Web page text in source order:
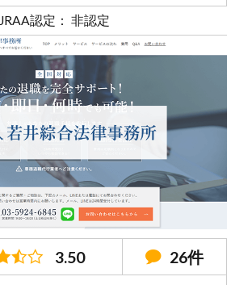
JRAA認定： 非認定
3.50 26件